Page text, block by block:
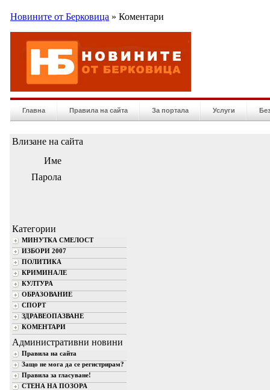
Новините от Берковица » Коментари
Главна Правила на сайта За портала Услуги
Влизане на сайта
Име
Парола
Категории
МИНУТКА СМЕЛОСТ
ИЗБОРИ 2007
ПОЛИТИКА
КРИМИНАЛЕ
КУЛТУРА
ОБРАЗОВАНИЕ
СПОРТ
ЗДРАВЕОПАЗВАНЕ
КОМЕНТАРИ
Административни новини
Правила на сайта
Защо не мога да се регистрирам?
Правила за гласуване!
СТЕНА НА ПОЗОРА